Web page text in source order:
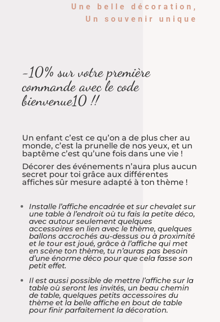
Une belle décoration,
Un souvenir unique
-10% sur votre première
commande avec le code
bienvenue10 !!
Un enfant c’est ce qu’on a de plus cher au
monde, c’est la prunelle de nos yeux, et un
baptême c’est qu’une fois dans une vie !
Décorer des événements n’aura plus aucun
secret pour toi grâce aux différentes
affiches sûr mesure adapté à ton thème !
Installe l’affiche encadrée et sur chevalet sur
une table à l’endroit où tu fais la petite déco,
avec autour seulement quelques
accessoires en lien avec le thème, quelques
ballons accrochés au-dessus ou à proximité
et le tour est joué, grâce à l’affiche qui met
en scène ton thème, tu n’auras pas besoin
d’une énorme déco pour que cela fasse son
petit effet.
Il est aussi possible de mettre l’affiche sur la
table où seront les invités, un beau chemin
de table, quelques petits accessoires du
thème et la belle affiche en bout de table
pour finir parfaitement la décoration.